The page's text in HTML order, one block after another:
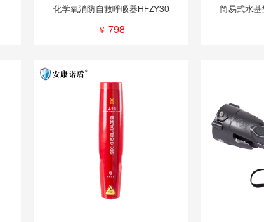
化学氧消防自救呼吸器HFZY30
￥ 798
简易式水